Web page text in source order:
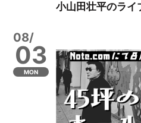
小山田壮平のライ
08/
03
MON